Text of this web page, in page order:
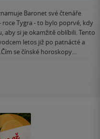
Baronet své čtenáře
Tygra - to bylo poprvé, kdy
aby si je okamžitě oblíbili. Tento
letos již po patnácté a
se čínské horoskopy…